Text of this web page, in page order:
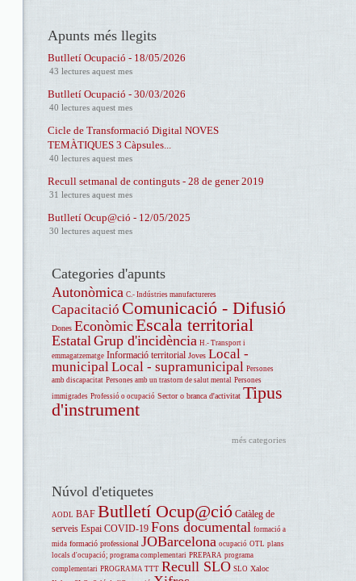
Apunts més llegits
Butlletí Ocupació - 18/05/2026
43 lectures aquest mes
Butlletí Ocupació - 30/03/2026
40 lectures aquest mes
Cicle de Transformació Digital NOVES
TEMÀTIQUES 3 Càpsules...
40 lectures aquest mes
Recull setmanal de continguts - 28 de gener 2019
31 lectures aquest mes
Butlletí Ocup@ció - 12/05/2025
30 lectures aquest mes
Categories d'apunts
Autonòmica C.- Indústries manufactureres
Capacitació Comunicació - Difusió
Dones EconòmicEscala territorial
EstatalGrup d'incidència H.- Transport i
emmagatzematge Informació territorial Joves Local -
municipalLocal - supramunicipal Persones
amb discapacitat Persones amb un trastorn de salut mental Persones
immigrades Professió o ocupació Sector o branca d'activitat Tipus
d'instrument
més categories
Núvol d'etiquetes
AODL BAF Butlletí Ocup@ció Catàleg de
serveis Espai COVID-19 Fons documental formació a
mida formació professional JOBarcelona ocupació OTL plans
locals d'ocupació; programa complementari PREPARA programa
complementari PROGRAMA TTT Recull SLO SLO Xaloc